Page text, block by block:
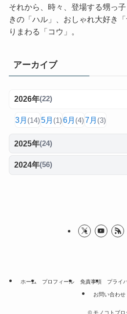
それから、時々、登場する甥っ
きの「ハル」、おしゃれ大好き
りまわる「コウ」。
アーカイブ
2026年(22)
3月 (14) 5月 (1)6月 (4)7月 (3)
2025年(24)
2024年(56)
ホーム プロフィール 免責事項 プライ
お問い合わせ
© モノコトブロ